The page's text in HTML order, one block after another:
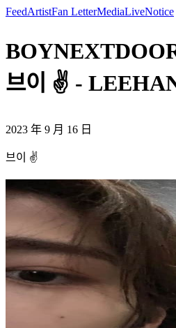
FeedArtistFan LetterMediaLiveNotice
브이 ✌️ -
2023 年 9 月 16 日
브이 ✌️